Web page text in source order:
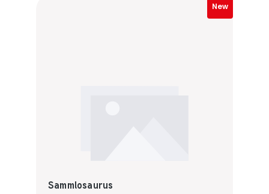
New
Sammlosaurus